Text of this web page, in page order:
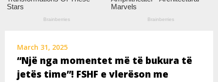
March 31, 2025
“Një nga momentet më të bukura të
jetës time”! FSHF e vlerëson me